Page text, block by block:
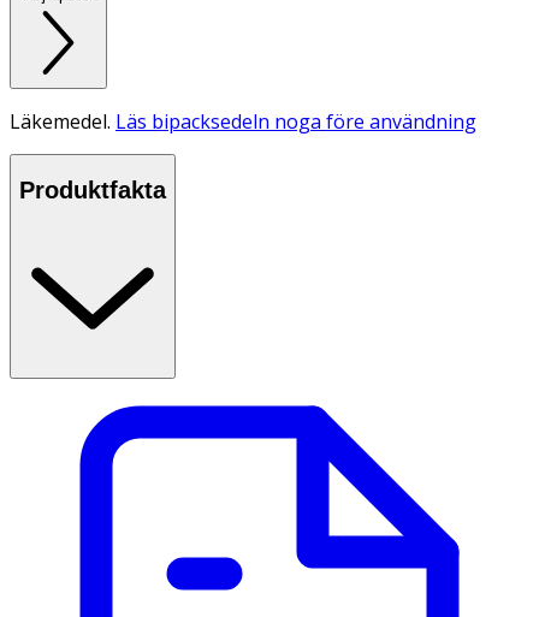
Läkemedel. Läs bipacksedeln noga före användning
Produktfakta